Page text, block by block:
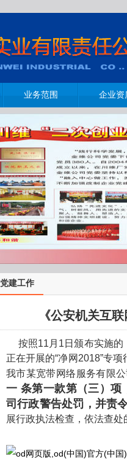
业务范围 企业资
党建工作
《公安机关互
按照11月1日颁布实施的
正在开展的“净网2018”专
我市某宽带网络服务有限
一 条第一款第（三）项
司行政警告处罚，并责
展行政执法检查，依法查